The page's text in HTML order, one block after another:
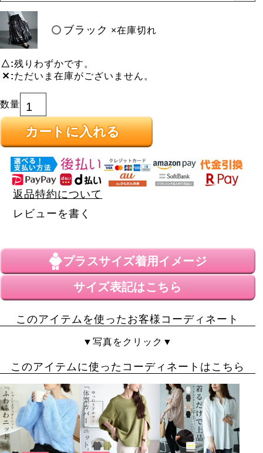
ブラック ×在庫切れ
△ 残りわずかです。
✕ ただいま在庫がございません。
カートに入れる
返品特約について
レビューを書く
プラスサイズ着用イメージ
サイズ表記はこちら
このアイテムを使ったお客様コーディネート
▼写真をクリック▼
このアイテムに使ったコーディネートはこちら